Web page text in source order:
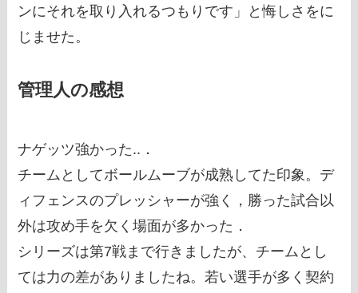
ンにそれを取り入れるつもりです」と悔しさをに
じませた。
管理人の感想
ナゲッツ強かった..．
チームとしてボールムーブが成熟してた印象。デ
ィフェンスのプレッシャーが強く，勝った試合以
外は攻め手を欠く場面が多かった．
シリーズは第7戦まで行きましたが、チームとし
ては力の差がありましたね。若い選手が多く契約